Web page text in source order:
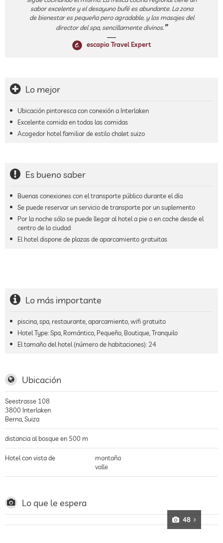
sabor excelente y el desayuno bufé es abundante. La zona
de bienestar es pequeña pero agradable, y los masajes del
director del spa, sencillamente divinos.
escapio Travel Expert
Lo mejor
Ubicación pintoresca con conexión a Interlaken
Excelente comida en todas las comidas
Acogedor hotel familiar de estilo chalet suizo
Es bueno saber
Buenas conexiones con el transporte público durante el día
Se puede reservar un servicio de transporte por un suplemento
Por la noche sólo se puede llegar al hotel a pie o en coche desde el
centro de la ciudad
El hotel dispone de plazas de aparcamiento gratuitas
Lo más importante
piscina, spa, restaurante, aparcamiento, wifi gratuito
Hotel Type: Spa, Romántico, Pequeño, Boutique, Tranquilo
El tamaño del hotel (número de habitaciones): 24
Ubicación
Seestrasse 108
3800 Interlaken
Berna Suiza
distancia al bosque en 500 m
Hotel con vista de
montaña
valle
Lo que le espera
48